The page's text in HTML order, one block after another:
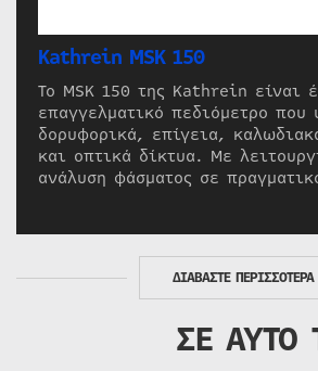
Kathrein MSK 150
Το MSK 150 της Kathrein είναι
επαγγελματικό πεδιόμετρο που
δορυφορικά, επίγεια,
και οπτικά δίκτυα. Με
ανάλυση φάσματος σε
ΔΙΑΒΑΣΤΕ ΠΕΡΙΣΣΟΤΕΡΑ
ΣΕ ΑΥΤΟ